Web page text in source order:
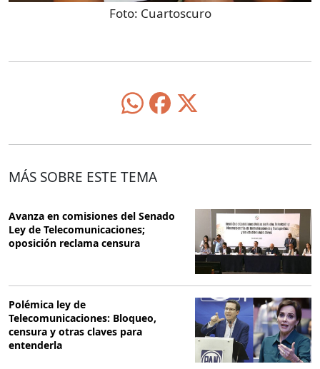
Foto: Cuartoscuro
MÁS SOBRE ESTE TEMA
Avanza en comisiones del Senado
Ley de Telecomunicaciones;
oposición reclama censura
Polémica ley de
Telecomunicaciones: Bloqueo,
censura y otras claves para
entenderla